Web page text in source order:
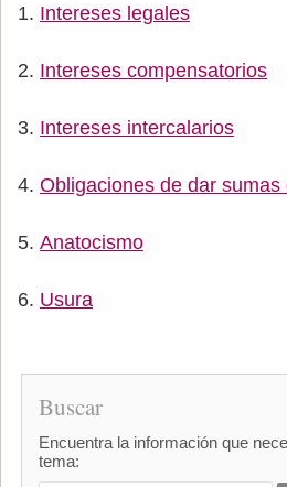
Intereses legales
Intereses compensatorios
Intereses intercalarios
Obligaciones de dar sumas
Anatocismo
Usura
Buscar
Encuentra la información que
tema: